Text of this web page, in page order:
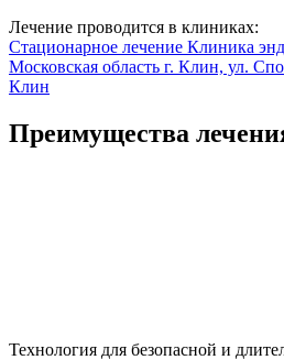
Лечение проводится в клиниках:
Стационарное лечение Клиника
Московская область г. Клин, ул.
Клин
Преимущества
Технология для безопасной и